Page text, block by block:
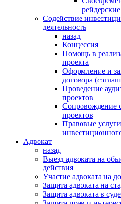
рейдерские
Содействие
деятельность
назад
Концессия
Помощь в
проекта
Оформление и
договора
Проведение
проектов
Сопровождение
проектов
Правовые
Адвокат
назад
Выезд адвоката на
действия
Участие адвоката на
Защита адвоката на
Защита адвоката в